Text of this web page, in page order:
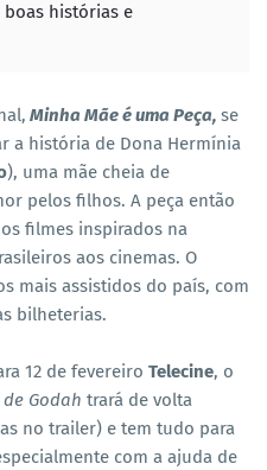
histórias e
Minha Mãe é uma Peça, se
a história de Dona Hermínia
), uma mãe cheia de
pelos filhos. A peça então
filmes inspirados na
aos cinemas. O
mais assistidos do país, com
bilheterias.
12 de fevereiro Telecine, o
Godah trará de volta
no trailer) e tem tudo para
com a ajuda de